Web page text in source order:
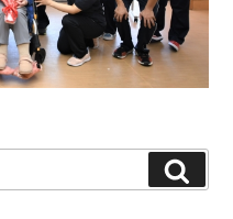
索